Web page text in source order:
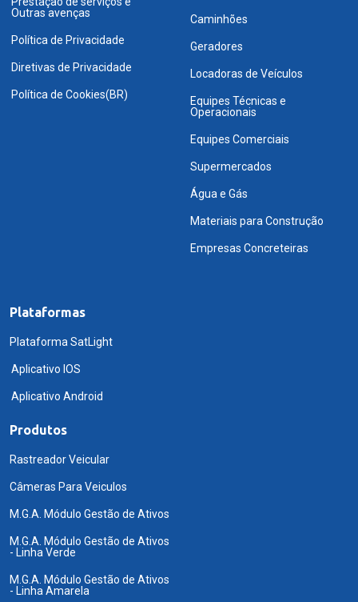
Outras avenças
Política de Privacidade
Diretivas de Privacidade
Política de Cookies(BR)
Caminhões
Geradores
Locadoras de Veículos
Equipes Técnicas e
Operacionais
Equipes Comerciais
Supermercados
Água e Gás
Materiais para Construção
Empresas Concreteiras
Plataformas
Plataforma SatLight
Aplicativo IOS
Aplicativo Android
Produtos
Rastreador Veicular
Câmeras Para Veiculos
M.G.A. Módulo Gestão de Ativos
M.G.A. Módulo Gestão de Ativos
- Linha Verde
M.G.A. Módulo Gestão de Ativos
- Linha Amarela